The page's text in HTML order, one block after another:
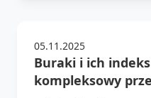
05.11.2025
Buraki i ich
kompleksowy